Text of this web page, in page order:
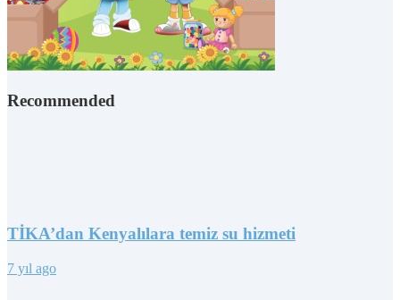
Recommended
TİKA’dan Kenyalılara temiz su hizmeti
7 yıl ago